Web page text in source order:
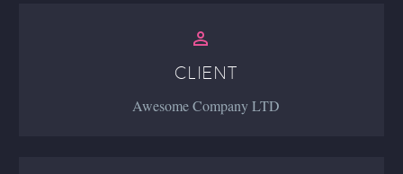


CLIENT
Awesome Company LTD